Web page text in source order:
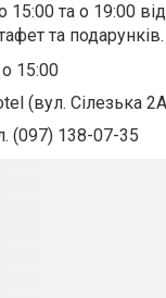
15:00 та о 19:00
та
15:00
(вул. Сілезька
(097) 138-07-35